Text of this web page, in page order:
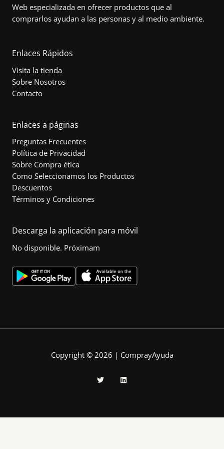
Web especializada en ofrecer productos que al
comprarlos ayudan a las personas y al medio ambiente.
Enlaces Rápidos
Visita la tienda
Sobre Nosotros
Contacto
Enlaces a páginas
Preguntas Frecuentes
Política de Privacidad
Sobre Compra ética
Como Seleccionamos los Productos
Descuentos
Términos y Condiciones
Descarga la aplicación para móvil
No disponible. Próximam
Copyright © 2026 | ComprayAyuda